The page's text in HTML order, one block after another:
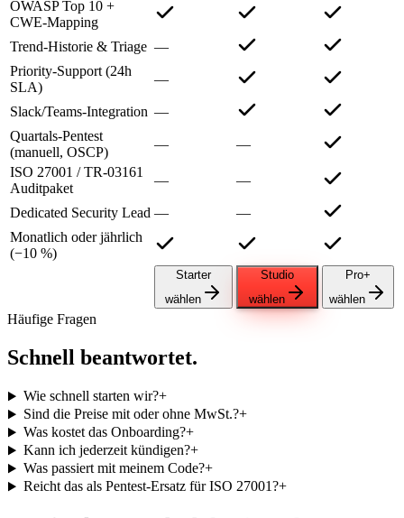
OWASP Top 10 +
CWE-Mapping
Trend-Historie & Triage —
Priority-Support (24h
SLA)
—
Slack/Teams-Integration —
Quartals-Pentest
(manuell, OSCP)
—
—
ISO 27001 / TR-03161
Auditpaket
— —
Dedicated Security Lead —
—
Monatlich oder jährlich
(−10 %)
Starter
wählen
Studio
wählen
Pro+
wählen
Häufige Fragen
Schnell beantwortet.
Wie schnell starten wir?+
Sind die Preise mit oder ohne MwSt.?+
Was kostet das Onboarding?+
Kann ich jederzeit kündigen?+
Was passiert mit meinem Code?+
Reicht das als Pentest-Ersatz für ISO 27001?+